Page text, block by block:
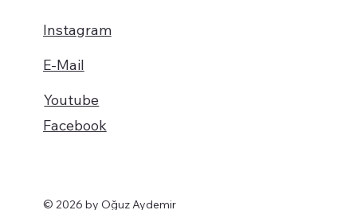
Instagram
Facebook
Youtube
E-Mail
© 2026 by Oğuz Aydemir